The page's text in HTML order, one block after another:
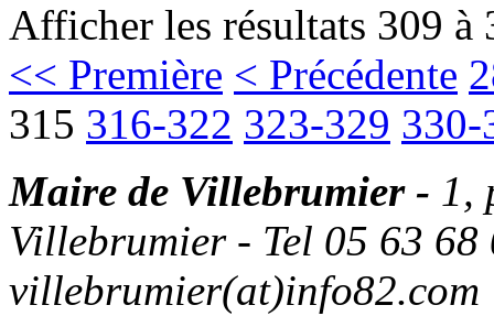
Afficher les résultats 309 à
<< Première < Précédente
315 316-322 323-329 330-
Maire de Villebrumier - 1,
Villebrumier - Tel 05 63
villebrumier(at)info82.com